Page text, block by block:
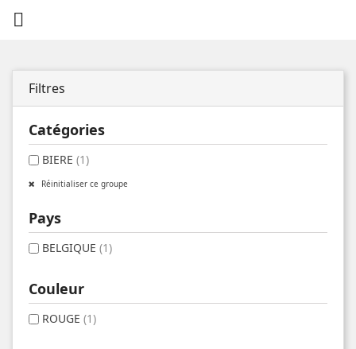

Filtres
Catégories
BIERE (1)
Réinitialiser ce groupe
Pays
BELGIQUE (1)
Couleur
ROUGE (1)